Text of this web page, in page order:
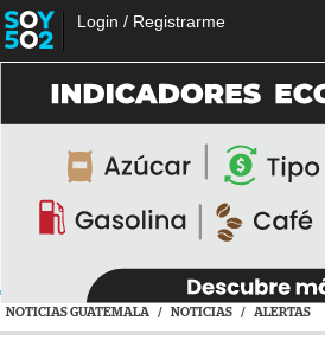
Login / Registrarme
NOTICIAS GUATEMALA / NOTICIAS / ALERTAS